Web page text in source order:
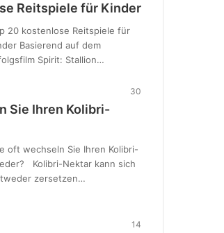
Reitspiele für Kinder
20 kostenlose Reitspiele für
Basierend auf dem
Spirit: Stallion…
30
Sie Ihren Kolibri-
oft wechseln Sie Ihren Kolibri-
Kolibri-Nektar kann sich
zersetzen…
14